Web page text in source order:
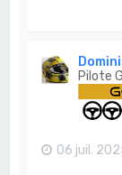
Pilote
06 juil.